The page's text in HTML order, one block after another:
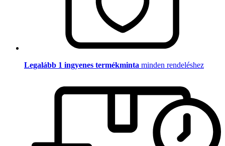
Legalább 1 ingyenes termékminta minden rendeléshez